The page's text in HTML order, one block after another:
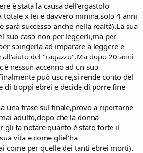
è stata la causa dell'ergastolo
totale x lei e davvero minina,solo 4 anni
sarà successo anche nella realtà).La sua
suo caso non per leggerli,ma per
spingerla ad imparare a leggere e
all'aiuto del "ragazzo".Ma dopo 20 anni
nessun accenno ad un suo
può uscire,si rende conto del
di troppi ebrei e decide di porre fine
una frase sul finale,provo a riportarne
adulto,dopo che la donna
gli fa notare quanto è stato forte il
vita e come gliel'ha
come per quelle dei tanti ebrei morti).